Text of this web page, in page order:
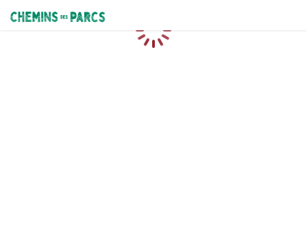
Chemins des Parcs
Caricamento